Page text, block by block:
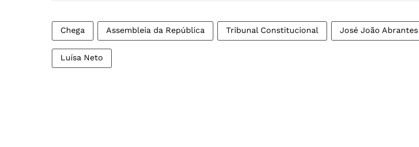
Chega Assembleia da República Tribunal Constitucional José João Abrantes
Luísa Neto